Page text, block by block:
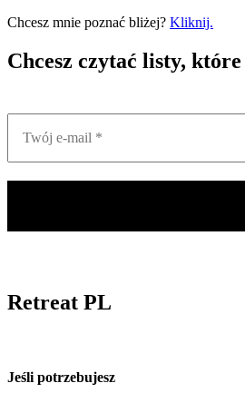
Chcesz mnie poznać bliżej? Kliknij.
Chcesz czytać listy, które
Retreat PL
Jeśli potrzebujesz